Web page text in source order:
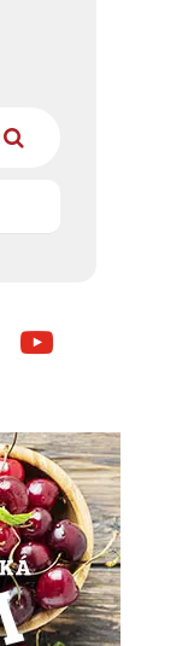
youtube